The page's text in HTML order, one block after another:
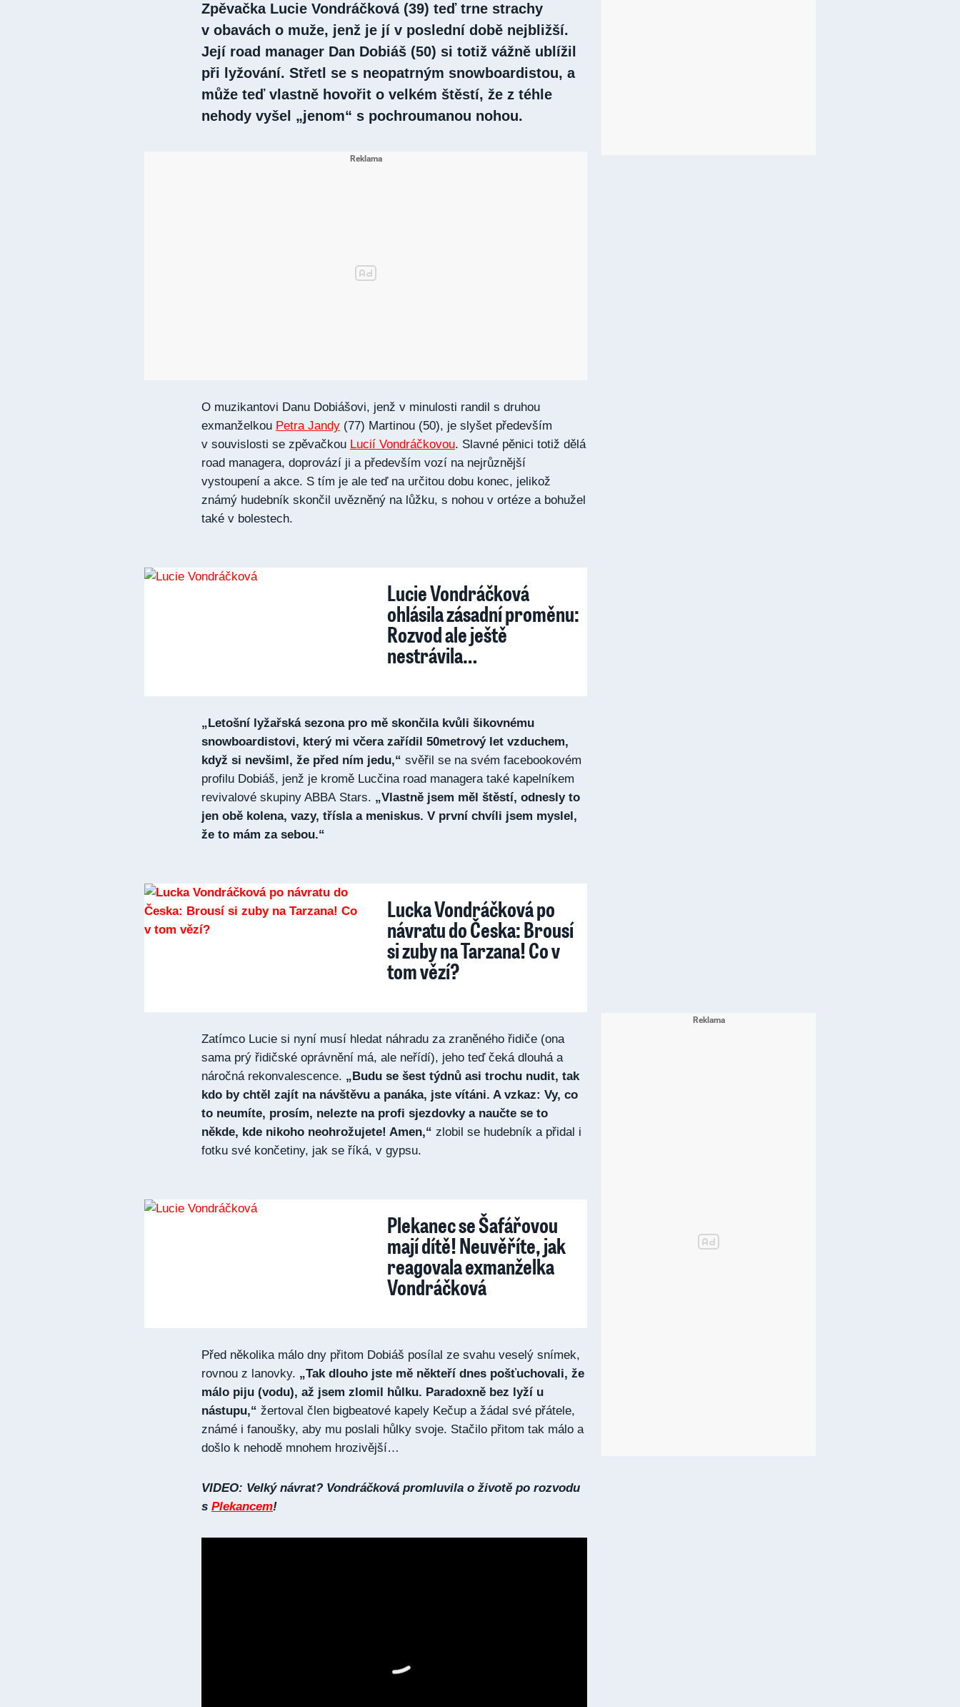
Zpěvačka Lucie Vondráčková (39) teď trne strachy
v obavách o muže, jenž je jí v poslední době nejbližší.
Její road manager Dan Dobiáš (50) si totiž vážně ublížil
při lyžování. Střetl se s neopatrným snowboardistou, a
může teď vlastně hovořit o velkém štěstí, že z téhle
nehody vyšel „jenom“ s pochroumanou nohou.
O muzikantovi Danu Dobiášovi, jenž v minulosti randil s druhou
exmanželkou Petra Jandy (77) Martinou (50), je slyšet především
v souvislosti se zpěvačkou Lucií Vondráčkovou. Slavné pěnici totiž dělá
road managera, doprovází ji a především vozí na nejrůznější
vystoupení a akce. S tím je ale teď na určitou dobu konec, jelikož
známý hudebník skončil uvězněný na lůžku, s nohou v ortéze a bohužel
také v bolestech.
Lucie Vondráčková
ohlásila zásadní proměnu:
Rozvod ale ještě
nestrávila…
„Letošní lyžařská sezona pro mě skončila kvůli šikovnému
snowboardistovi, který mi včera zařídil 50metrový let vzduchem,
když si nevšiml, že před ním jedu,“ svěřil se na svém facebookovém
profilu Dobiáš, jenž je kromě Lucčina road managera také kapelníkem
revivalové skupiny ABBA Stars. „Vlastně jsem měl štěstí, odnesly to
jen obě kolena, vazy, třísla a meniskus. V první chvíli jsem myslel,
že to mám za sebou.“
Lucka Vondráčková po
návratu do Česka: Brousí
si zuby na Tarzana! Co v
tom vězí?
Zatímco Lucie si nyní musí hledat náhradu za zraněného řidiče (ona
sama prý řidičské oprávnění má, ale neřídí), jeho teď čeká dlouhá a
náročná rekonvalescence. „Budu se šest týdnů asi trochu nudit, tak
kdo by chtěl zajít na návštěvu a panáka, jste vítáni. A vzkaz: Vy, co
to neumíte, prosím, nelezte na profi sjezdovky a naučte se to
někde, kde nikoho neohrožujete! Amen,“ zlobil se hudebník a přidal i
fotku své končetiny, jak se říká, v gypsu.
Plekanec se Šafářovou
mají dítě! Neuvěříte, jak
reagovala exmanželka
Vondráčková
Před několika málo dny přitom Dobiáš posílal ze svahu veselý snímek,
rovnou z lanovky. „Tak dlouho jste mě někteří dnes pošťuchovali, že
málo piju (vodu), až jsem zlomil hůlku. Paradoxně bez lyží u
nástupu,“ žertoval člen bigbeatové kapely Kečup a žádal své přátele,
známé i fanoušky, aby mu poslali hůlky svoje. Stačilo přitom tak málo a
došlo k nehodě mnohem hrozivější…
VIDEO: Velký návrat? Vondráčková promluvila o životě po rozvodu
s Plekancem!